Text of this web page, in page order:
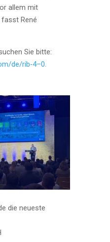
allem mit
fasst René
Sie bit­te:
de/rib‑4–0.
die neu­es­te